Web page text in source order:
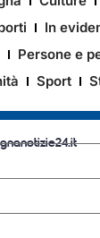
In
Persone e
Sport